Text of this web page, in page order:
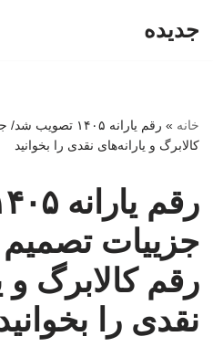
جدیده
خانه »
رقم یارانه ۱۴۰۵
کالابرگ و یارانه‌های نقدی را بخوانید
جزییات تصمیم
رقم کالابرگ و
نقدی را